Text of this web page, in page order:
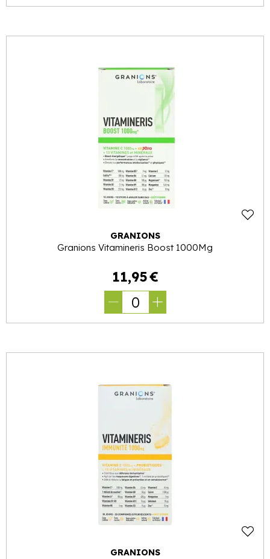
GRANIONS
Granions Vitamineris Boost 1000Mg
11,95€
0
GRANIONS